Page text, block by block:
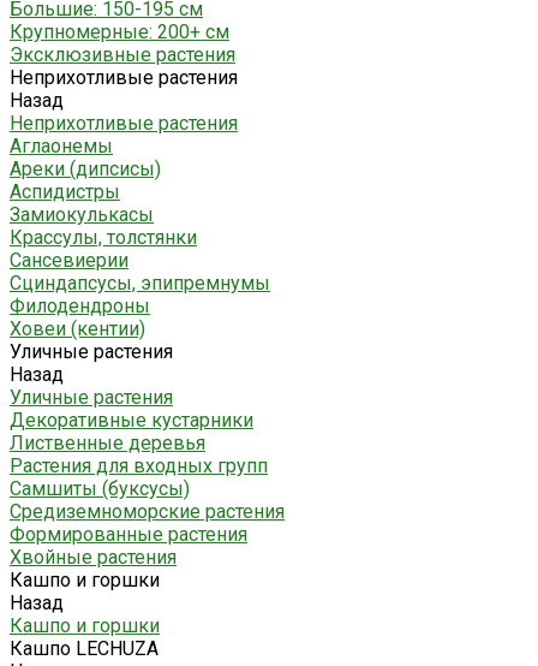
Большие: 150-195 см
Крупномерные: 200+ см
Эксклюзивные растения
Неприхотливые растения
Назад
Неприхотливые растения
Аглаонемы
Ареки (дипсисы)
Аспидистры
Замиокулькасы
Крассулы, толстянки
Сансевиерии
Сциндапсусы, эпипремнумы
Филодендроны
Ховеи (кентии)
Уличные растения
Назад
Уличные растения
Декоративные кустарники
Лиственные деревья
Растения для входных групп
Самшиты (буксусы)
Средиземноморские растения
Формированные растения
Хвойные растения
Кашпо и горшки
Назад
Кашпо и горшки
Кашпо LECHUZA